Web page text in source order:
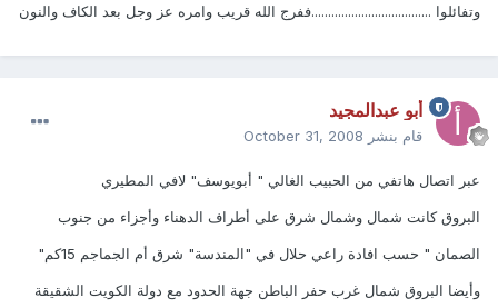
وتفائلوا ....................................ففرج الله قريب وامره عز وجل بعد الكاف والنون
أبو عبدالمجيد
قام بنشر October 31, 2008
عبر اتصال هاتفي من الحبيب الغالي " أبويوسف" لافي المطيري
البروق كانت شمال وشمال شرق على أطراف الدهناء وأجزاء من جنوب
الصمان " حسب افادة راعي حلال في "المندسة" شرق أم الجماجم 15كم"
وأيضا البروق شمال غرب حفر الباطن جهة الحدود مع دولة الكويت الشقيقة